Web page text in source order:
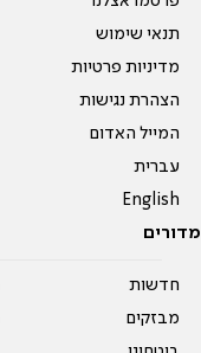
תנאי שימוש
מדיניות פרטיות
הצהרת נגישות
המייל האדום
עברית
English
מדורים
חדשות
מבזקים